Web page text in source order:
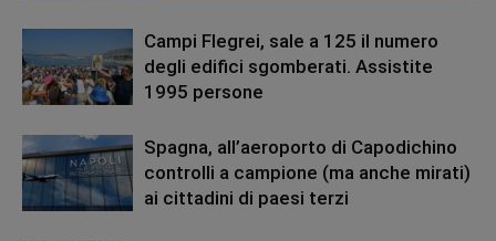
Campi Flegrei, sale a 125 il numero
degli edifici sgomberati. Assistite
1995 persone
Spagna, all’aeroporto di Capodichino
controlli a campione (ma anche mirati)
ai cittadini di paesi terzi